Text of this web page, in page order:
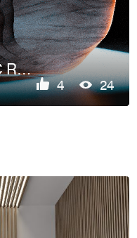
Wooden Bench | CNC Ready & CGI Visualization
4 24